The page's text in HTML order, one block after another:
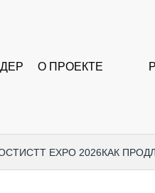
О ПРОЕКТЕ
CTT EXPO 2026КАК